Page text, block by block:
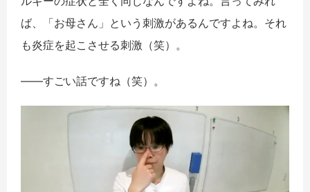
ば、「お母さん」という刺激があるんですよね。それ
も炎症を起こさせる刺激（笑）。
――すごい話ですね（笑）。